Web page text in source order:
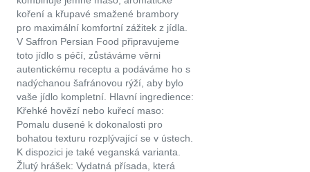
koření a křupavé smažené brambory
pro maximální komfortní zážitek z jídla.
V Saffron Persian Food připravujeme
toto jídlo s péčí, zůstáváme věrni
autentickému receptu a podáváme ho s
nadýchanou šafránovou rýží, aby bylo
vaše jídlo kompletní. Hlavní ingredience:
Křehké hovězí nebo kuřecí maso:
Pomalu dusené k dokonalosti pro
bohatou texturu rozplývající se v ústech.
K dispozici je také veganská varianta.
Žlutý hrášek: Vydatná přísada, která